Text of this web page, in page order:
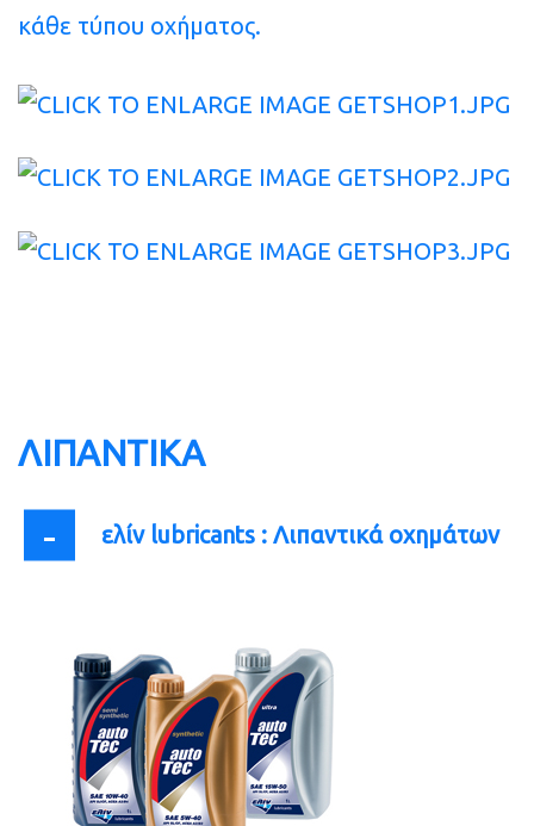
κάθε τύπου οχήματος.
ΛΙΠΑΝΤΙΚΆ
ελίν lubricants : Λιπαντικά οχημάτων